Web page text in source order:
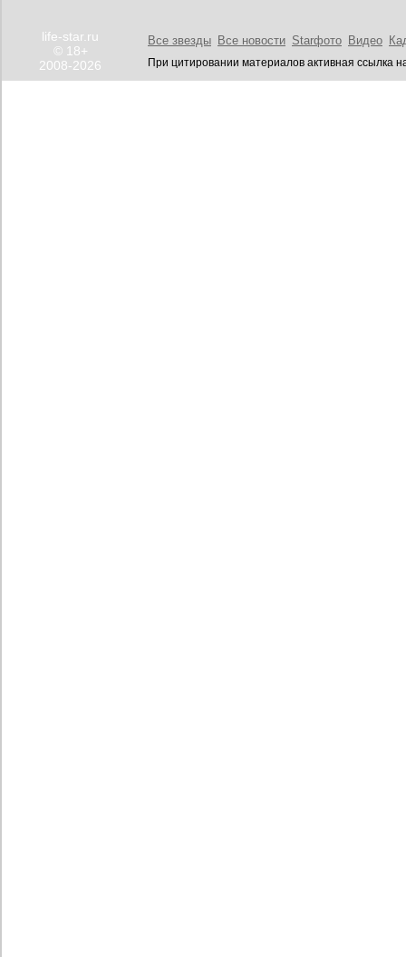
life-star.ru
© 18+
2008-2026
Все звезды Все новости Starфото Видео
При цитировании материалов активная ссылка